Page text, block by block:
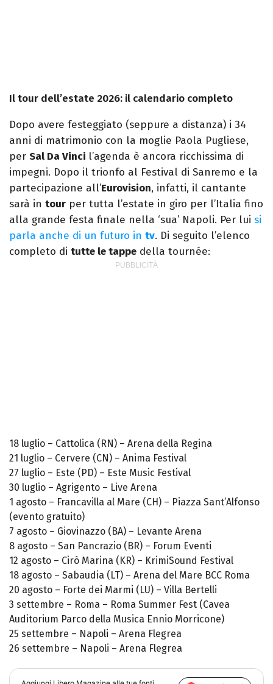
Il tour dell’estate 2026: il calendario completo
Dopo avere festeggiato (seppure a distanza) i 34
anni di matrimonio con la moglie Paola Pugliese,
per Sal Da Vinci l’agenda è ancora ricchissima di
impegni. Dopo il trionfo al Festival di Sanremo e la
partecipazione all’Eurovision, infatti, il cantante
sarà in tour per tutta l’estate in giro per l’Italia fino
alla grande festa finale nella ‘sua’ Napoli. Per lui si
parla anche di un futuro in tv. Di seguito l’elenco
completo di tutte le tappe della tournée:
18 luglio – Cattolica (RN) – Arena della Regina
21 luglio – Cervere (CN) – Anima Festival
27 luglio – Este (PD) – Este Music Festival
30 luglio – Agrigento – Live Arena
1 agosto – Francavilla al Mare (CH) – Piazza Sant’Alfonso
(evento gratuito)
7 agosto – Giovinazzo (BA) – Levante Arena
8 agosto – San Pancrazio (BR) – Forum Eventi
12 agosto – Cirò Marina (KR) – KrimiSound Festival
18 agosto – Sabaudia (LT) – Arena del Mare BCC Roma
20 agosto – Forte dei Marmi (LU) – Villa Bertelli
3 settembre – Roma – Roma Summer Fest (Cavea
Auditorium Parco della Musica Ennio Morricone)
25 settembre – Napoli – Arena Flegrea
26 settembre – Napoli – Arena Flegrea